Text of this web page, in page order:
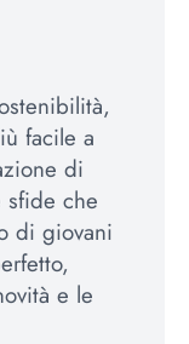
facile a
di
sfide che
di giovani
e le